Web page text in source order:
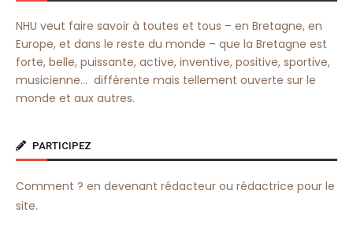
NHU veut faire savoir à toutes et tous – en Bretagne, en
Europe, et dans le reste du monde – que la Bretagne est
forte, belle, puissante, active, inventive, positive, sportive,
musicienne… différente mais tellement ouverte sur le
monde et aux autres.
PARTICIPEZ
Comment ? en devenant rédacteur ou rédactrice pour le
site.